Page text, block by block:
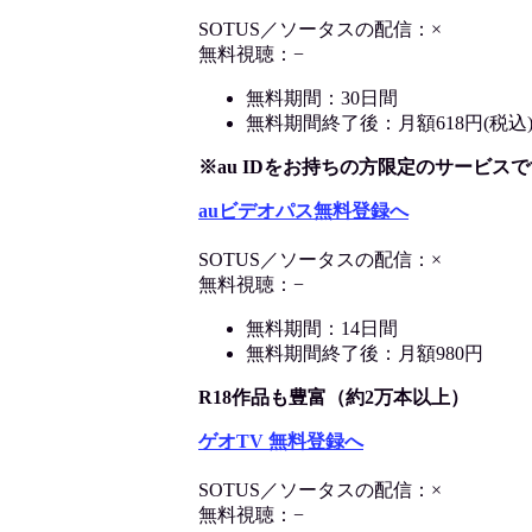
SOTUS／ソータスの配信：×
無料視聴：−
無料期間：30日間
無料期間終了後：月額618円(税込)
※au IDをお持ちの方限定のサービス
auビデオパス無料登録へ
SOTUS／ソータスの配信：×
無料視聴：−
無料期間：14日間
無料期間終了後：月額980円
R18作品も豊富（約2万本以上）
ゲオTV 無料登録へ
SOTUS／ソータスの配信：×
無料視聴：−